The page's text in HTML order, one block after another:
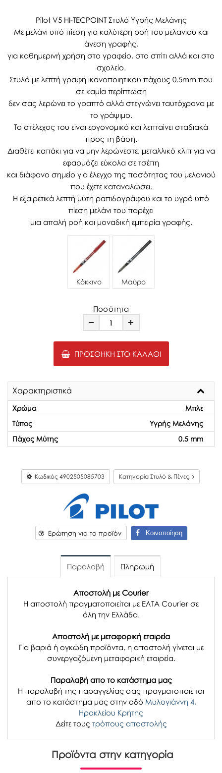
Pilot V5 HI-TECPOINT Στυλό Υγρής Μελάνης
Με μελάνι υπό πίεση για καλύτερη ροή του μελανιού και
άνεση γραφής,
για καθημερινή χρήση στο γραφείο, στο σπίτι αλλά και στο
σχολείο.
Στυλό με λεπτή γραφή ικανοποιητικού πάχους 0.5mm που
σε καμία περίπτωση
δεν σας λερώνει το γραπτό αλλά στεγνώνει ταυτόχρονα με
το γράψιμο.
Το στέλεχος του είναι εργονομικό και λεπταίνει σταδιακά
προς τη βάση.
Διαθέτει καπάκι για να μην λερώνεστε, μεταλλικό κλιπ για να
εφαρμόζει εύκολα σε τσέπη
και διάφανο σημείο για έλεγχο της ποσότητας του μελανιού
που έχετε καταναλώσει.
Η εξαιρετικά λεπτή μύτη ραπιδογράφου και το υγρό υπό
πίεση μελάνι του παρέχει
μια απαλή ροή και μοναδική εμπειρία γραφής.
Κόκκινο Μαύρο
Ποσότητα
Minus Plus
ΠΡΟΣΘΉΚΗ ΣΤΟ ΚΑΛΆΘΙ
Χαρακτηριστικά
Χρώμα
Μπλε
Τύπος
Υγρής Μελάνης
Πάχος Μύτης
0.5 mm
Κωδικός 4902505085703 Κατηγορία Στυλό & Πένες
Ερώτηση για το προϊόν Κοινοποίηση
Παραλαβή Πληρωμή
Αποστολή με Courier
Η αποστολή πραγματοποιείται με ΕΛΤΑ Courier σε
όλη την Ελλάδα.
Αποστολή με μεταφορική εταιρεία
Για βαριά ή ογκώδη προϊόντα, η αποστολή γίνεται με
συνεργαζόμενη μεταφορική εταιρεία.
Παραλαβή απο το κατάστημα μας
H παραλαβή της παραγγελίας σας πραγματοποιείται
απο το κατάστημα μας στην οδό Μυλογιάννη 4,
Ηρακλείου Κρήτης
Δείτε τους τρόπους αποστολής
Προϊόντα στην κατηγορία